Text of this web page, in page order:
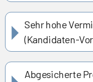
Sehr hohe
(Kandidaten-
Abgesicherte